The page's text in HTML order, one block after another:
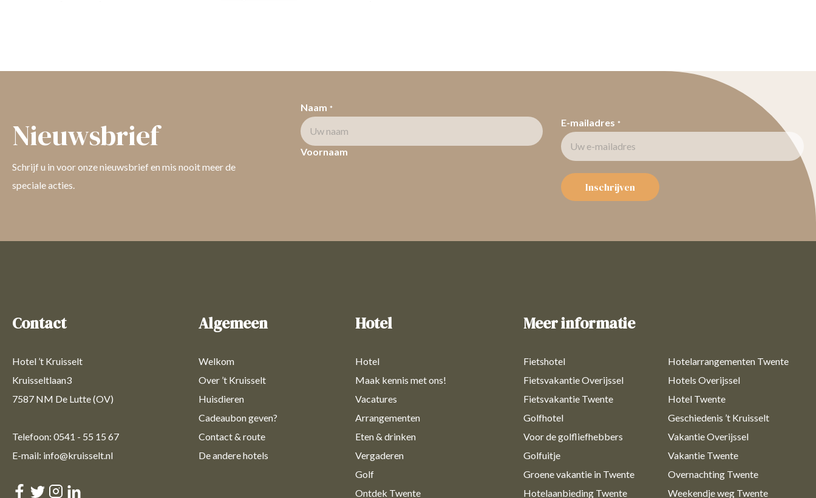
Nieuwsbrief
Schrijf u in voor onze nieuwsbrief en mis nooit meer de
speciale acties.
Naam *
Voornaam
E-mailadres *
Inschrijven
Contact
Hotel ’t Kruisselt
Kruisseltlaan3
7587 NM De Lutte (OV)
Telefoon: 0541 - 55 15 67
E-mail: info@kruisselt.nl
Algemeen
Welkom
Over ’t Kruisselt
Huisdieren
Cadeaubon geven?
Contact & route
De andere hotels
Hotel
Hotel
Maak kennis met ons!
Vacatures
Arrangementen
Eten & drinken
Vergaderen
Golf
Ontdek Twente
Meer informatie
Fietshotel
Fietsvakantie Overijssel
Fietsvakantie Twente
Golfhotel
Voor de golfliefhebbers
Golfuitje
Groene vakantie in Twente
Hotelaanbieding Twente
Hotelarrangementen Twente
Hotels Overijssel
Hotel Twente
Geschiedenis ’t Kruisselt
Vakantie Overijssel
Vakantie Twente
Overnachting Twente
Weekendje weg Twente